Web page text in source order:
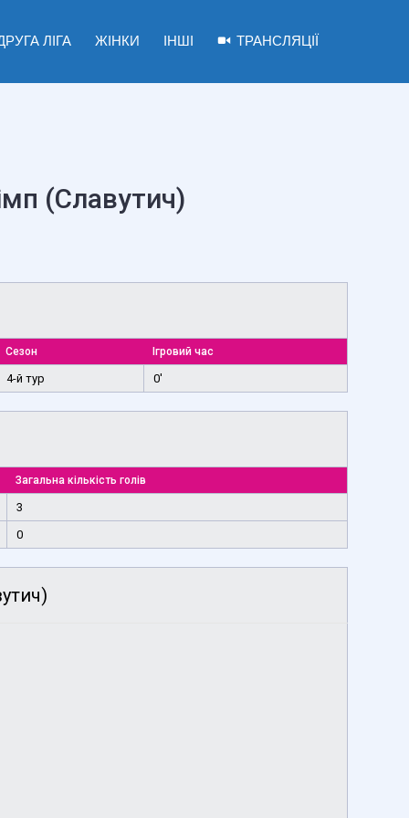
ЛІГА ЖІНКИ ІНШІ ТРАНСЛЯЦІЇ
(Славутич)
Сезон Ігровий час
4-й тур 0'
Загальна кількість голів
3
0